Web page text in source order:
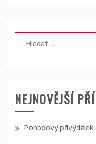
Vyhledávání
NEJNOVĚJŠÍ
Pohodový přivýdělek